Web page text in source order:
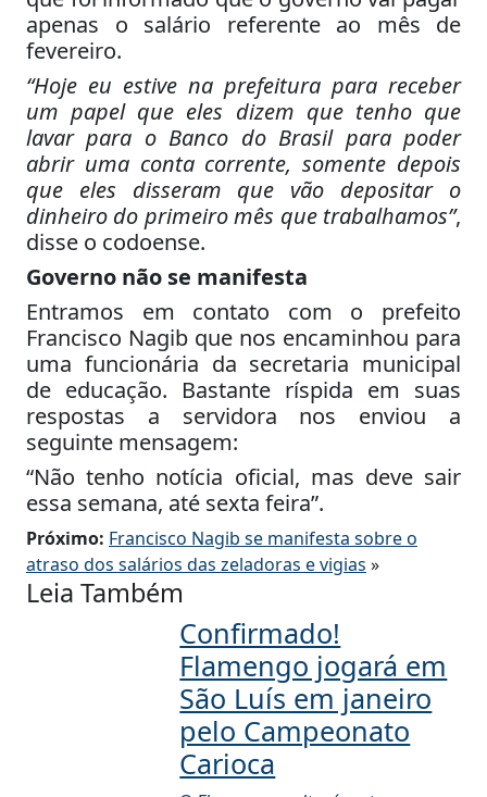
apenas o salário referente ao mês de
fevereiro.
“Hoje eu estive na prefeitura para receber
um papel que eles dizem que tenho que
lavar para o Banco do Brasil para poder
abrir uma conta corrente, somente depois
que eles disseram que vão depositar o
dinheiro do primeiro mês que trabalhamos”,
disse o codoense.
Governo não se manifesta
Entramos em contato com o prefeito
Francisco Nagib que nos encaminhou para
uma funcionária da secretaria municipal
de educação. Bastante ríspida em suas
respostas a servidora nos enviou a
seguinte mensagem:
“Não tenho notícia oficial, mas deve sair
essa semana, até sexta feira”.
Próximo: Francisco Nagib se manifesta sobre o
atraso dos salários das zeladoras e vigias »
Leia Também
Confirmado!
Flamengo jogará em
São Luís em janeiro
pelo Campeonato
Carioca